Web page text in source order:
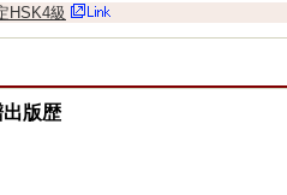
HSK4級
版歴